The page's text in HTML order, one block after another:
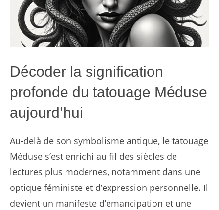
Décoder la signification
profonde du tatouage Méduse
aujourd’hui
Au-delà de son symbolisme antique, le tatouage
Méduse s’est enrichi au fil des siècles de
lectures plus modernes, notamment dans une
optique féministe et d’expression personnelle. Il
devient un manifeste d’émancipation et une